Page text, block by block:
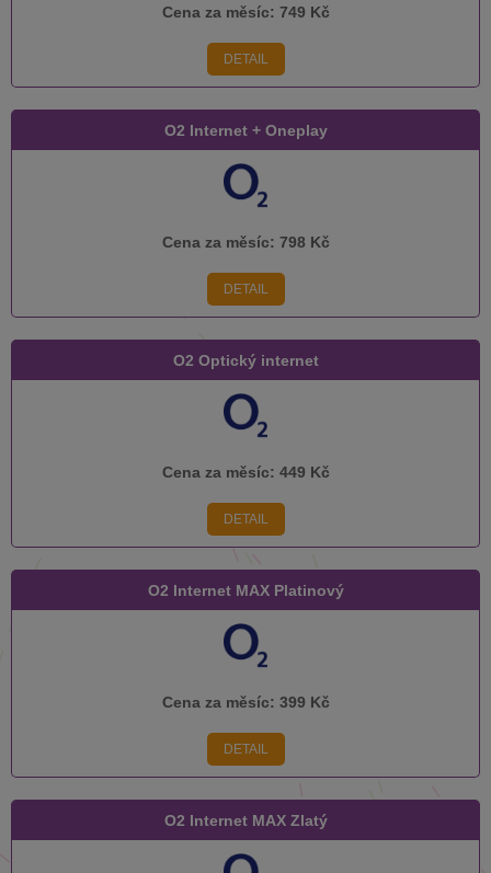
Cena za měsíc: 749 Kč
DETAIL
O2 Internet + Oneplay
Cena za měsíc: 798 Kč
DETAIL
O2 Optický internet
Cena za měsíc: 449 Kč
DETAIL
O2 Internet MAX Platinový
Cena za měsíc: 399 Kč
DETAIL
O2 Internet MAX Zlatý